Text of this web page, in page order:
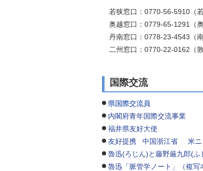
若狭窓口：0770-56-5910（若
奥越窓口：0779-65-1291（奥
丹南窓口：0778-23-4543（南
二州窓口：0770-22-0162（敦
国際交流
県国際交流員
内閣府青年国際交流事業
福井県友好大使
友好提携 中国浙江省
米
魯迅(ろじん)と藤野厳九郎(
魯迅「脈管学ノート」（複